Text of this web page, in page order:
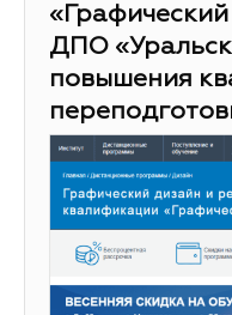
ДПО
повышения